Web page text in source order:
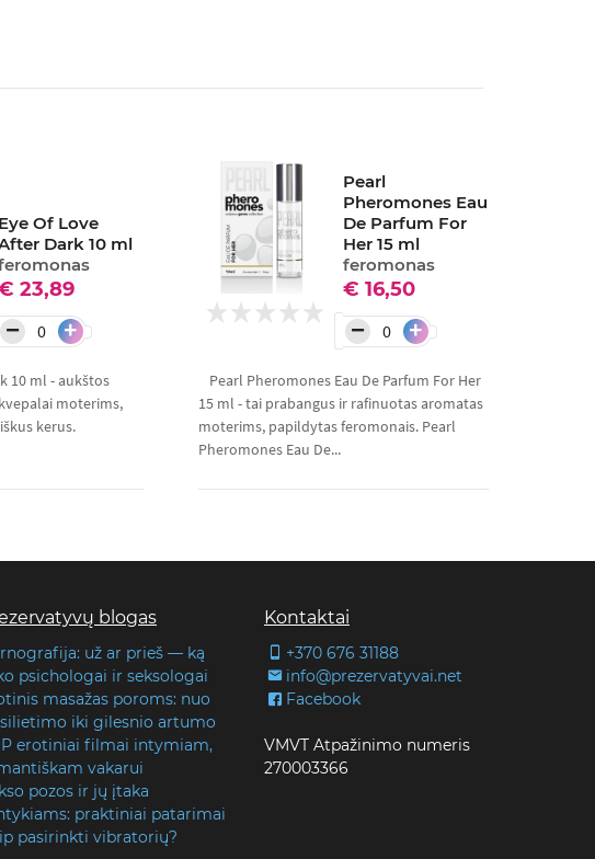
Eye Of Love
Dark 10 ml
23,89
− +
10 ml - aukštos
moterims,
kerus.
Pearl
Pheromones Eau
De Parfum For
Her 15 ml
feromonas
€ 16,50
− +
Pearl Pheromones Eau De Parfum For Her
15 ml - tai prabangus ir rafinuotas aromatas
moterims, papildytas feromonais. Pearl
Pheromones Eau De...
blogas
už ar prieš — ką
psichologai ir seksologai
masažas poroms: nuo
iki gilesnio artumo
erotiniai filmai intymiam,
vakarui
pozos ir jų įtaka
praktiniai patarimai
pasirinkti vibratorių?
Kontaktai
+370 676 31188
info@prezervatyvai.net
Facebook
VMVT Atpažinimo numeris
270003366